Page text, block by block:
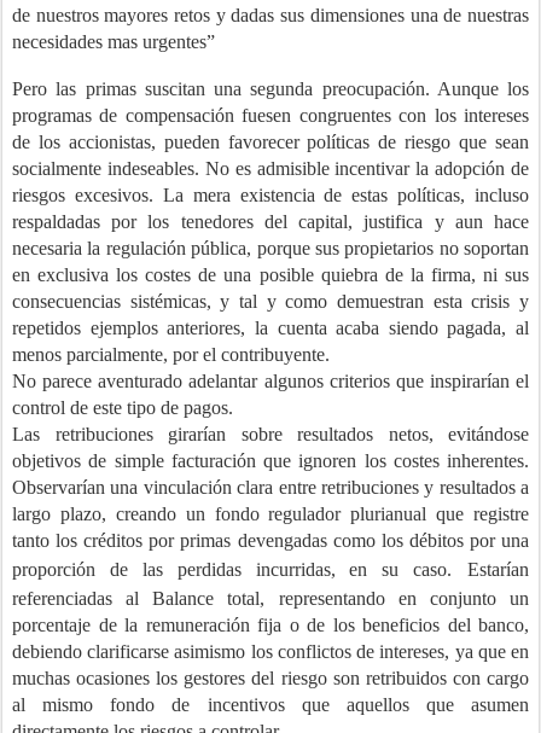
de nuestros mayores retos y dadas sus dimensiones una de nuestras
necesidades mas urgentes”
Pero las primas suscitan una segunda preocupación. Aunque los
programas de compensación fuesen congruentes con los intereses
de los accionistas, pueden favorecer políticas de riesgo que sean
socialmente indeseables. No es admisible incentivar la adopción de
riesgos excesivos. La mera existencia de estas políticas, incluso
respaldadas por los tenedores del capital, justifica y aun hace
necesaria la regulación pública, porque sus propietarios no soportan
en exclusiva los costes de una posible quiebra de la firma, ni sus
consecuencias sistémicas, y tal y como demuestran esta crisis y
repetidos ejemplos anteriores, la cuenta acaba siendo pagada, al
menos parcialmente, por el contribuyente.
No parece aventurado adelantar algunos criterios que inspirarían el
control de este tipo de pagos.
Las retribuciones girarían sobre resultados netos, evitándose
objetivos de simple facturación que ignoren los costes inherentes.
Observarían una vinculación clara entre retribuciones y resultados a
largo plazo, creando un fondo regulador plurianual que registre
tanto los créditos por primas devengadas como los débitos por una
proporción de las perdidas incurridas, en su caso.
Estarían
referenciadas al Balance total,
representando en conjunto un
porcentaje de la remuneración fija o de los beneficios del banco,
debiendo clarificarse asimismo los conflictos de intereses, ya que en
muchas ocasiones los gestores del riesgo son retribuidos con cargo
al mismo fondo de incentivos que aquellos que asumen